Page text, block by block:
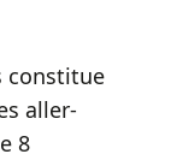
constitue
aller-
8